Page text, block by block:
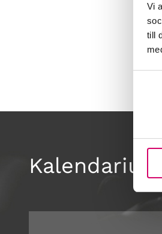
Vi
till
Kalendarium